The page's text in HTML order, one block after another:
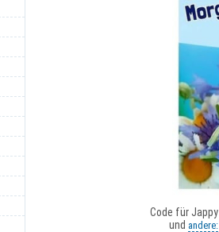
Code für Jappy
und andere: